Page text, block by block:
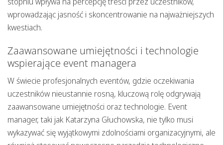
wprowadzając jasność i skoncentrowanie na najważniejszych
kwestiach.
Zaawansowane umiejętności i technologie
wspierające event managera
W świecie profesjonalnych eventów, gdzie oczekiwania
uczestników nieustannie rosną, kluczową rolę odgrywają
zaawansowane umiejętności oraz technologie. Event
manager, taki jak Katarzyna Głuchowska, nie tylko musi
wykazywać się wyjątkowymi zdolnościami organizacyjnymi, ale